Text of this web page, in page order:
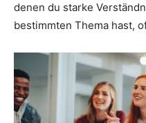
denen du starke
bestimmten Thema hast,